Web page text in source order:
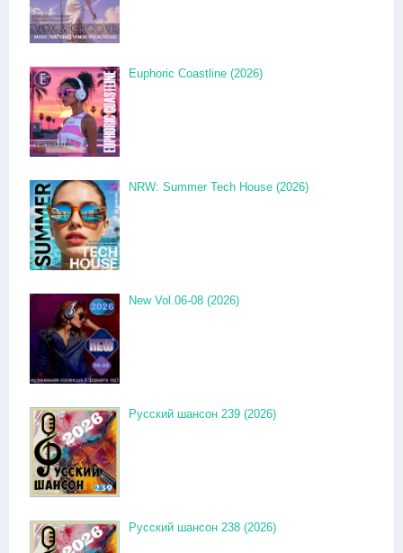
Euphoric Coastline (2026)
NRW: Summer Tech House (2026)
New Vol.06-08 (2026)
Русский шансон 239 (2026)
Русский шансон 238 (2026)